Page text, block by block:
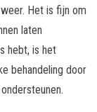
Het is fijn om
laten
hebt, is het
behandeling door